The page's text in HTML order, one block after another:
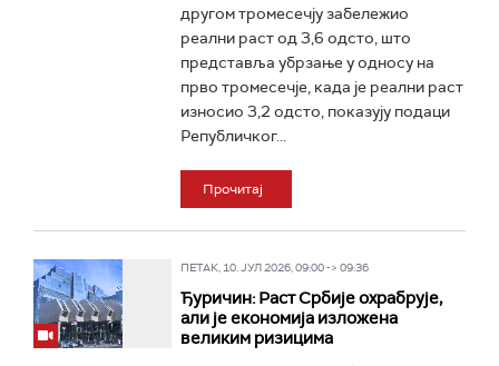
другом тромесечју забележио
реални раст од 3,6 одсто, што
представља убрзање у односу на
прво тромесечје, када је реални раст
износио 3,2 одсто, показују подаци
Републичког...
Прочитај
ПЕТАК, 10. ЈУЛ 2026, 09:00 -> 09:36
Ђуричин: Раст Србије охрабрује,
али је економија изложена
великим ризицима